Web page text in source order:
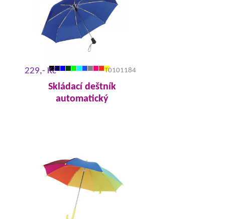
229,- Kč T0101184
Skládací deštník
automatický